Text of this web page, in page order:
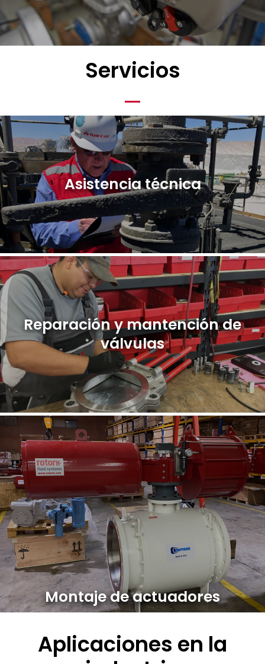
Servicios
Asistencia técnica
Reparación y mantención de
válvulas
Montaje de actuadores
Aplicaciones en la